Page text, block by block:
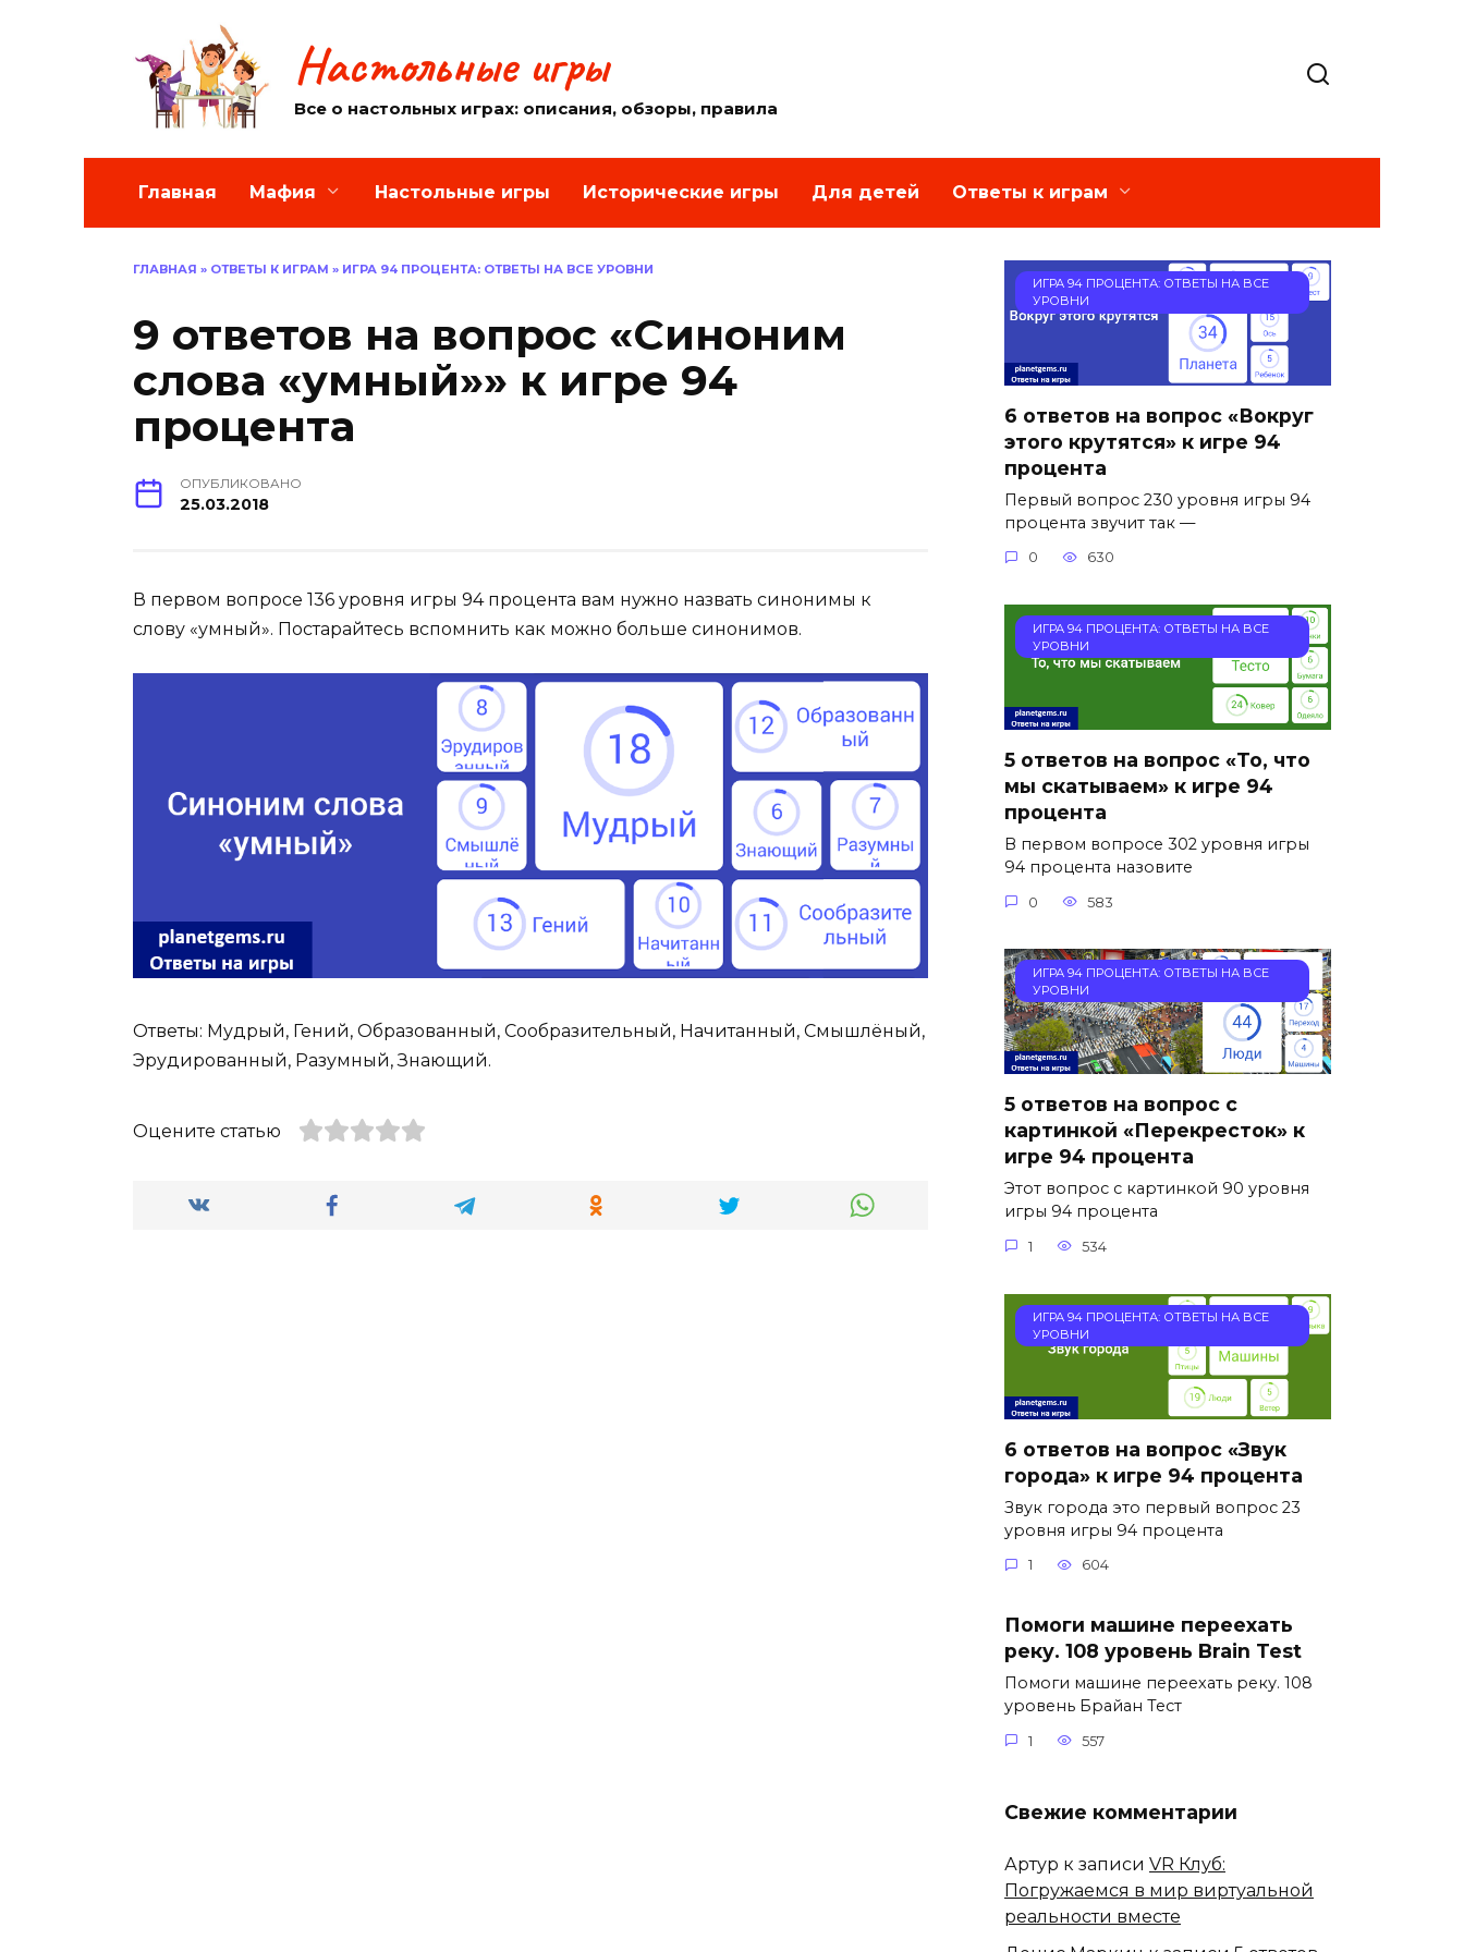
Настольные игры
Все о настольных играх: описания, обзоры, правила
Главная Мафия Настольные игры Исторические игры Для детей Ответы к играм
ГЛАВНАЯ » ОТВЕТЫ К ИГРАМ » ИГРА 94 ПРОЦЕНТА: ОТВЕТЫ НА ВСЕ УРОВНИ
9 ответов на вопрос «Синоним
слова «умный»» к игре 94
процента
ОПУБЛИКОВАНО
25.03.2018
В первом вопросе 136 уровня игры 94 процента вам нужно назвать синонимы к
слову «умный». Постарайтесь вспомнить как можно больше синонимов.
Ответы: Мудрый, Гений, Образованный, Сообразительный, Начитанный, Смышлёный,
Эрудированный, Разумный, Знающий.
Оцените статью
ИГРА 94 ПРОЦЕНТА: ОТВЕТЫ НА ВСЕ
УРОВНИ
6 ответов на вопрос «Вокруг
этого крутятся» к игре 94
процента
Первый вопрос 230 уровня игры 94
процента звучит так —
0 630
ИГРА 94 ПРОЦЕНТА: ОТВЕТЫ НА ВСЕ
УРОВНИ
5 ответов на вопрос «То, что
мы скатываем» к игре 94
процента
В первом вопросе 302 уровня игры
94 процента назовите
0 583
ИГРА 94 ПРОЦЕНТА: ОТВЕТЫ НА ВСЕ
УРОВНИ
5 ответов на вопрос с
картинкой «Перекресток» к
игре 94 процента
Этот вопрос с картинкой 90 уровня
игры 94 процента
1 534
ИГРА 94 ПРОЦЕНТА: ОТВЕТЫ НА ВСЕ
УРОВНИ
6 ответов на вопрос «Звук
города» к игре 94 процента
Звук города это первый вопрос 23
уровня игры 94 процента
1 604
Помоги машине переехать
реку. 108 уровень Brain Test
Помоги машине переехать реку. 108
уровень Брайан Тест
1 557
Свежие комментарии
Артур к записи VR Клуб:
Погружаемся в мир виртуальной
реальности вместе